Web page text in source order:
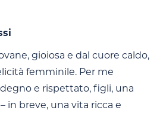
gioiosa e dal cuore caldo,
femminile. Per me
e rispettato, figli, una
in breve, una vita ricca e